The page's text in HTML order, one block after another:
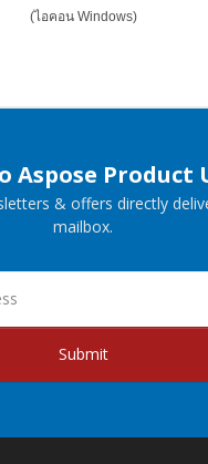
(ไอคอน Windows)
Aspose Product
& offers directly
mailbox.
Submit